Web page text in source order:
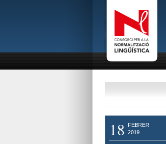
18
FEBRER
2019